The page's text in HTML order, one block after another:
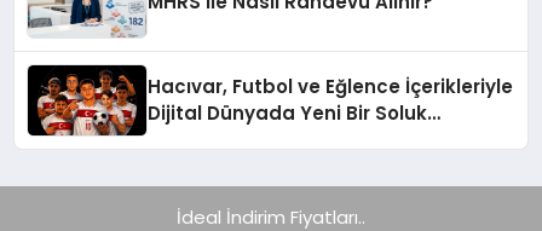
Hacıvar, Futbol ve Eğlence İçerikleriyle
Dijital Dünyada Yeni Bir Soluk
İdeal İndirim Fiyatları..